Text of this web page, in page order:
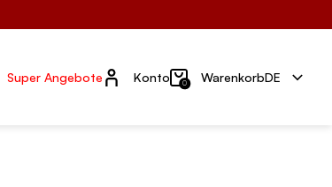
Super Angebote Konto
Konto 0 WarenkorbDE